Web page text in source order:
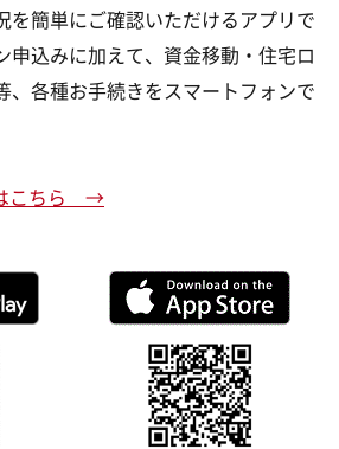
を簡単にご確認いただけるアプリで
申込みに加えて、資金移動・住宅ロ
、各種お手続きをスマートフォンで
こちら →